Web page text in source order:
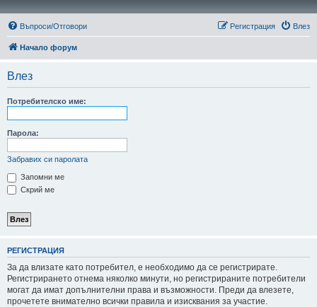
Въпроси/Отговори Влез
Регистрация
Начало форум
Влез
Потребителско име:
Парола:
Забравих си паролата
Запомни ме
Скрий ме
РЕГИСТРАЦИЯ
За да влизате като потребител, е необходимо да се регистрирате.
Регистрирането отнема няколко минути, но регистрираните потребители
могат да имат допълнителни права и възможности. Преди да влезете,
прочетете внимателно всички правила и изисквания за участие.